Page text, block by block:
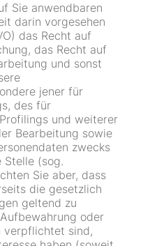
Sie anwendbaren
darin vorgesehen
das Recht auf
das Recht auf
und sonst
jener für
des für
und weiterer
Bearbeitung sowie
zwecks
Stelle (sog.
Sie aber, dass
die gesetzlich
geltend zu
oder
verpflichtet sind,